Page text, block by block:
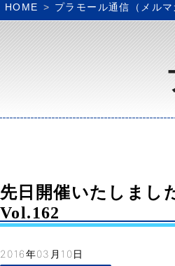
HOME プラモール通信（メルマ
先日開催いたしまし
Vol.162
2016年03月10日